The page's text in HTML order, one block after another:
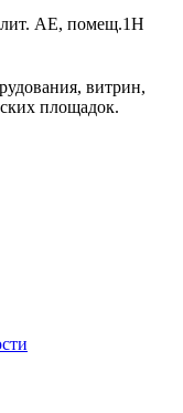
лит. АЕ, помещ.1Н
витрин,
площадок.